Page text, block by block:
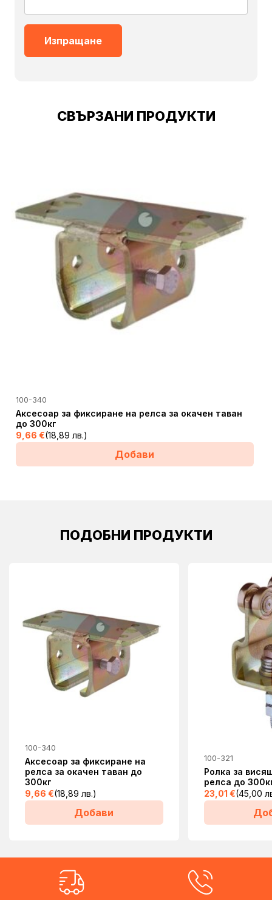
СВЪРЗАНИ ПРОДУКТИ
100-340
Аксесоар за фиксиране на релса за окачен таван
до 300кг
9,66 €(18,89 лв.)
Добави
ПОДОБНИ ПРОДУКТИ
100-340
Аксесоар за фиксиране на
релса за окачен таван до
300кг
9,66 €(18,89 лв.)
Добави
100-321
Ролка за
релса до
23,01 €(45,00